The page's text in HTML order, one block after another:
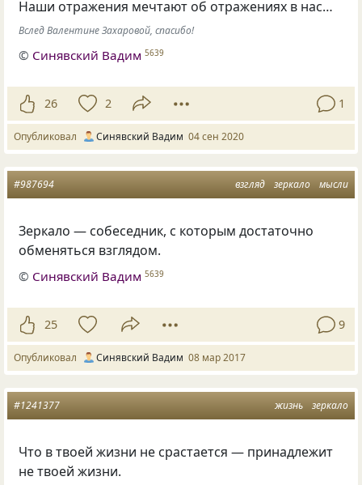
Наши отражения мечтают об отражениях в нас…
Вслед Валентине Захаровой, спасибо!
© Синявский Вадим 5639
26 2 1
Опубликовал Синявский Вадим 04 сен 2020
взгляд зеркало мысли
#987694
Зеркало — собеседник, с которым достаточно
обменяться взглядом.
© Синявский Вадим 5639
25 9
Опубликовал Синявский Вадим 08 мар 2017
жизнь зеркало
#1241377
Что в твоей жизни не срастается — принадлежит
не твоей жизни.